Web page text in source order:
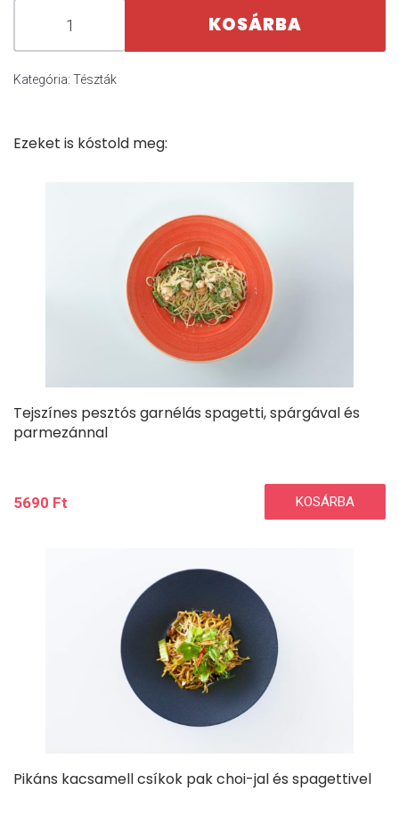
KOSÁRBA
Kategória: Tészták
Ezeket is kóstold meg:
Tejszínes pesztós garnélás spagetti, spárgával és
parmezánnal
5690 Ft KOSÁRBA
Pikáns kacsamell csíkok pak choi-jal és spagettivel